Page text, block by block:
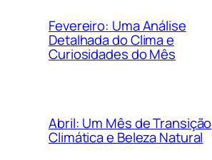
Fevereiro: Uma Análise
Detalhada do Clima e
Curiosidades do Mês
Abril: Um Mês de Transição
Climática e Beleza Natural